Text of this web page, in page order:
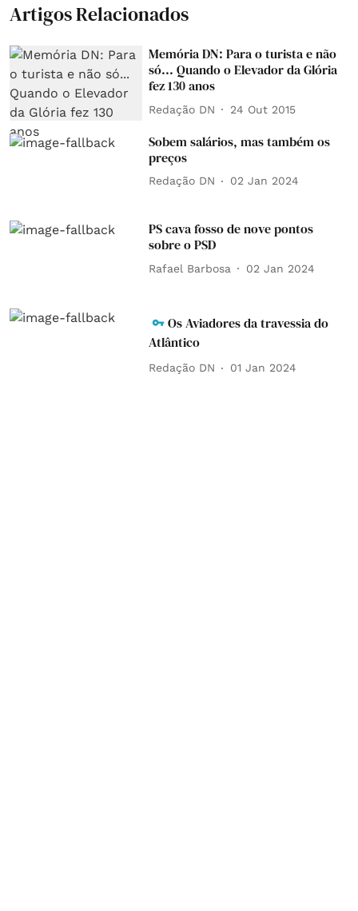
Artigos Relacionados
Memória DN: Para o turista e não
só... Quando o Elevador da Glória
fez 130 anos
Redação DN 24 Out 2015
Sobem salários, mas também os
preços
Redação DN 02 Jan 2024
PS cava fosso de nove pontos
sobre o PSD
Rafael Barbosa 02 Jan 2024
Os Aviadores da travessia do
Atlântico
Redação DN 01 Jan 2024